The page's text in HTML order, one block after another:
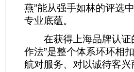
燕”能从强手如林的评选
专业底蕴。
在获得上海品牌认证的
作法”是整个体系环环相
航对服务、对以诚待客兴